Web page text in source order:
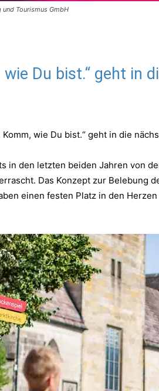
Tourismus GmbH
wie Du bist.“ geht in
Komm, wie Du bist.“ geht in die
in den letzten beiden Jahren von
Das Konzept zur Belebung
einen festen Platz in den